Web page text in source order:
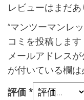
レビューはまだあ
“マンツーマンレッ
コミを投稿します
メールアドレスが
が付いている欄
評価 *